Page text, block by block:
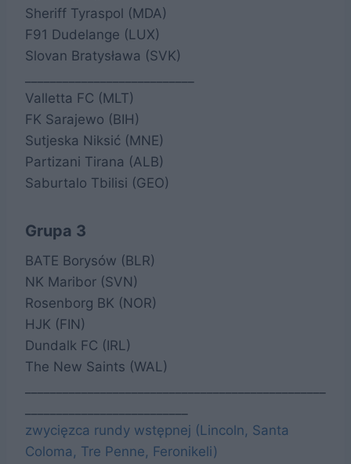
Sheriff Tyraspol (MDA)
F91 Dudelange (LUX)
Slovan Bratysława (SVK)
Valletta FC (MLT)
FK Sarajewo (BIH)
Sutjeska Niksić (MNE)
Partizani Tirana (ALB)
Saburtalo Tbilisi (GEO)
Grupa 3
BATE Borysów (BLR)
NK Maribor (SVN)
Rosenborg BK (NOR)
HJK (FIN)
Dundalk FC (IRL)
The New Saints (WAL)
zwycięzca rundy wstępnej (Lincoln, Santa
Coloma, Tre Penne, Feronikeli)